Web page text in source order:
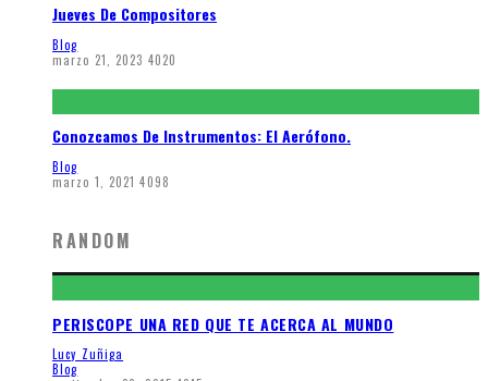
Jueves De Compositores
Blog
marzo 21, 2023 4020
Conozcamos De Instrumentos: El Aerófono.
Blog
marzo 1, 2021 4098
RANDOM
PERISCOPE UNA RED QUE TE ACERCA AL MUNDO
Lucy Zuñiga
Blog